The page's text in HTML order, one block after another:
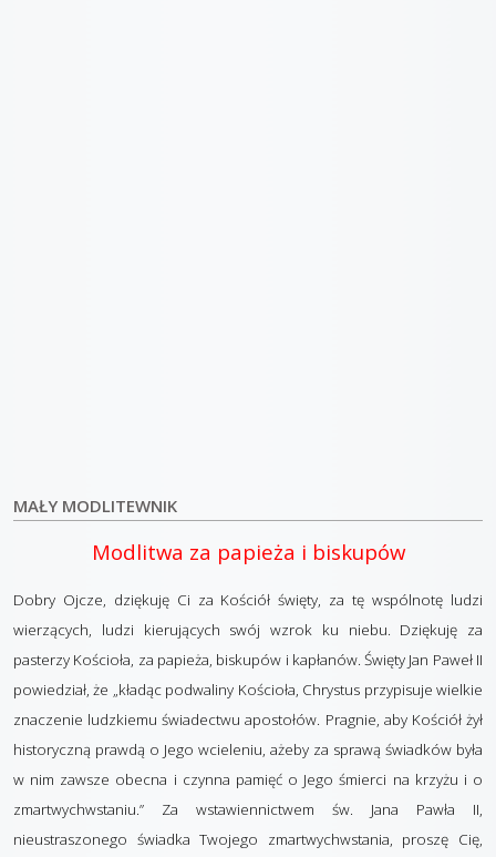
MAŁY MODLITEWNIK
Modlitwa za papieża i biskupów
Dobry Ojcze, dziękuję Ci za Kościół święty, za tę wspólnotę ludzi
wierzących, ludzi kierujących swój wzrok ku niebu. Dziękuję za
pasterzy Kościoła, za papieża, biskupów i kapłanów. Święty Jan Paweł II
powiedział, że „kładąc podwaliny Kościoła, Chrystus przypisuje wielkie
znaczenie ludzkiemu świadectwu apostołów. Pragnie, aby Kościół żył
historyczną prawdą o Jego wcieleniu, ażeby za sprawą świadków była
w nim zawsze obecna i czynna pamięć o Jego śmierci na krzyżu i o
zmartwychwstaniu.” Za wstawiennictwem św. Jana Pawła II,
nieustraszonego świadka Twojego zmartwychwstania, proszę Cię,